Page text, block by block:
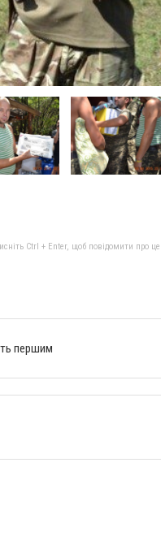
Ctrl + Enter, щоб повідомити про
першим